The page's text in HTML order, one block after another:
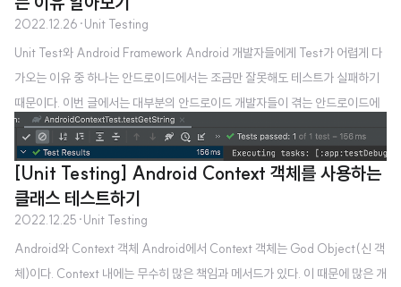
2022.12.26 ·Unit Testing
Unit Test와 Android Framework Android 개발자들에게 Test가 어렵게 다
가오는 이유 중 하나는 안드로이드에서는 조금만 잘못해도 테스트가 실패하기
때문이다. 이번 글에서는 대부분의 안드로이드 개발자들이 겪는 안드로이드에
서 테스트가 실패하는 이유 두가지와 해결 방법에 대해 알아볼 것이다. 안드로
이드에서 테스트가 실패하는 케이스 안드로이드에서 안드로이드로 인해 테스
트가 실패하는 케이스는 두가지이다. 바로 안드로이드에서 제공하는 정적 메서
드를 사용하는 경우와, 안드로이드 전용 클래스를 사용하는 경우이다. 이들 각
각에 대한 테스트를 작성해보고 왜 실패하는지 이유와 해결책을 알아보자. 안드
로이드에서 제공하는 정적 메서드 테스트 해보기 예를 들어 유저가 가입할 때 id
가 유효한지를 확인하는..
[Unit Testing] Android Context 객체를 사용하는
클래스 테스트하기
2022.12.25 ·Unit Testing
Android와 Context 객체 Android에서 Context 객체는 God Object(신 객
체)이다. Context 내에는 무수히 많은 책임과 메서드가 있다. 이 때문에 많은 개